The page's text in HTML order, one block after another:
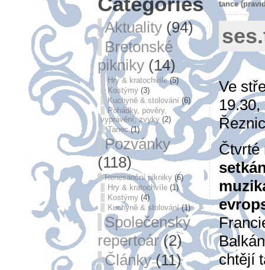
Aktuality(94)
Bretonské
pikniky(14)
Hry & kratochvíle(5)
Kostýmy(3)
Kuchyně & stolování(6)
Pohádky, pověry,
vyprávění, zvyky(2)
Tanec(1)
Pozvánky
(118)
Renesanční pikniky(6)
Hry & kratochvíle(1)
Kostýmy(4)
Kuchyně & stolování(1)
Společenský
repertoár(2)
Články(11)
tance
Ve
19.30,
Čtvrté
chtějí